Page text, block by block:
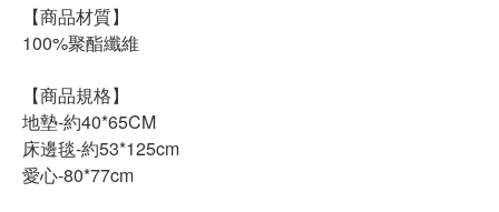
【商品材質】
100%聚酯纖維
【商品規格】
地墊-約40*65CM
床邊毯-約53*125cm
愛心-80*77cm